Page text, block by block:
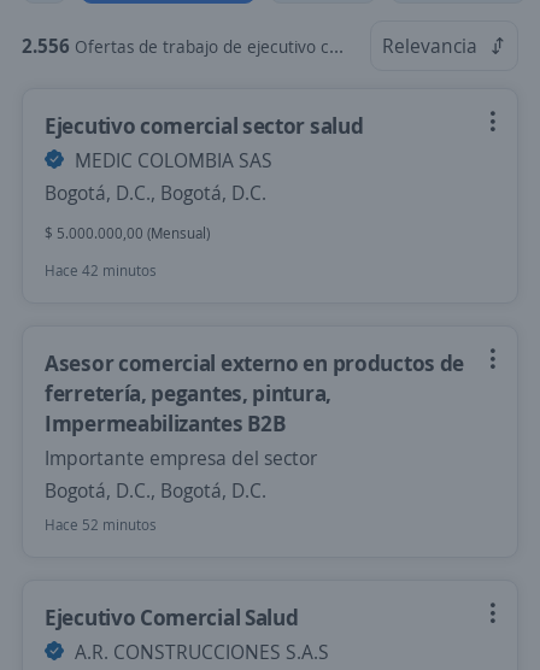
2.556 Ofertas de trabajo de ejecutivo comercial en Bogotá, D.C. Relevancia
Ejecutivo comercial sector salud
MEDIC COLOMBIA SAS
Bogotá, D.C., Bogotá, D.C.
$ 5.000.000,00 (Mensual)
Hace 42 minutos
Asesor comercial externo en productos de
ferretería, pegantes, pintura,
Impermeabilizantes B2B
Importante empresa del sector
Bogotá, D.C., Bogotá, D.C.
Hace 52 minutos
Ejecutivo Comercial Salud
A.R. CONSTRUCCIONES S.A.S